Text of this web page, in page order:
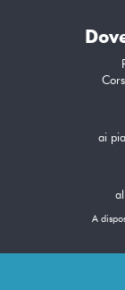
ai
A